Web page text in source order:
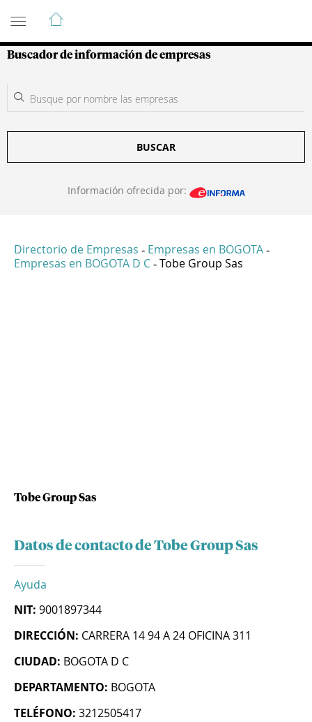
Guía de Empresas Colombianas
Buscador de información de empresas
BUSCAR
Información ofrecida por:
Directorio de Empresas - Empresas en BOGOTA -
Empresas en BOGOTA D C - Tobe Group Sas
Tobe Group Sas
Datos de contacto de Tobe Group Sas
Ayuda
NIT: 9001897344
DIRECCIÓN: CARRERA 14 94 A 24 OFICINA 311
CIUDAD: BOGOTA D C
DEPARTAMENTO: BOGOTA
TELÉFONO: 3212505417